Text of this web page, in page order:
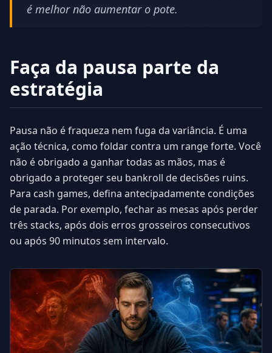
é melhor não aumentar o pote.
Faça da pausa parte da
estratégia
Pausa não é fraqueza nem fuga da variância. É uma
ação técnica, como foldar contra um range forte. Você
não é obrigado a ganhar todas as mãos, mas é
obrigado a proteger seu bankroll de decisões ruins.
Para cash games, defina antecipadamente condições
de parada. Por exemplo, fechar as mesas após perder
três stacks, após dois erros grosseiros consecutivos
ou após 90 minutos sem intervalo.